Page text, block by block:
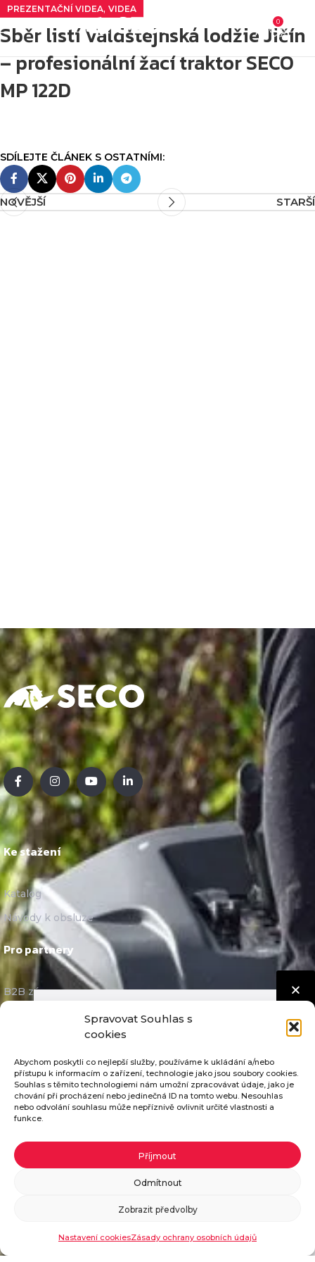
Spravovat Souhlas s
cookies
Abychom poskytli co nejlepší služby, používáme k ukládání a/nebo
přístupu k informacím o zařízení, technologie jako jsou soubory cookies.
Souhlas s těmito technologiemi nám umožní zpracovávat údaje, jako je
chování při procházení nebo jedinečná ID na tomto webu. Nesouhlas
nebo odvolání souhlasu může nepříznivě ovlivnit určité vlastnosti a
funkce.
Příjmout
Odmítnout
Zobrazit předvolby
Nastavení cookiesZásady ochrany osobních údajů
0
PREZENTAČNÍ VIDEA, VIDEA
Sběr listí Valdštejnská lodžie Jičín
– profesionální žací traktor SECO
MP 122D
NOVĚJŠÍ STARŠÍ
Ke stažení
Katalog
Návody k obsluze
Pro partnery
B2B zóna
Historie
Reference
Kariéra
Skupina SECO
E-mail:
Pošleme vám katalog ZDARMA
Pokud vyplníte potřebné údaje, zašleme vám